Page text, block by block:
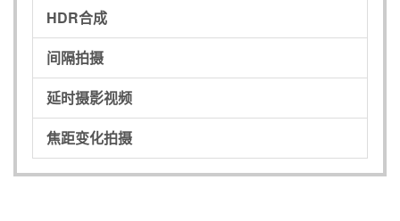
HDR合成
间隔拍摄
延时摄影视频
焦距变化拍摄